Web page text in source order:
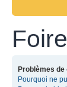
Problèmes
Pourquoi ne